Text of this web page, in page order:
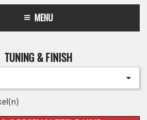
MENU
TUNING & FINISH
